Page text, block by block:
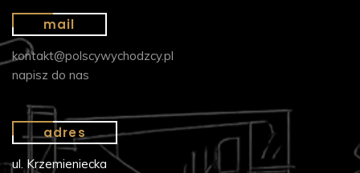
mail
kontakt@polscywychodzcy.pl
napisz do nas
adres
ul. Krzemieniecka